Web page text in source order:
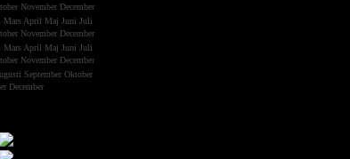
November December
Mars April Maj Juni Juli
November December
Mars April Maj Juni Juli
November December
September Oktober
December